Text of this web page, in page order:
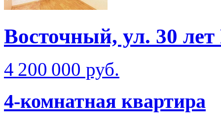
Восточный, ул. 30
4 200 000 руб.
4-комнатная квартира